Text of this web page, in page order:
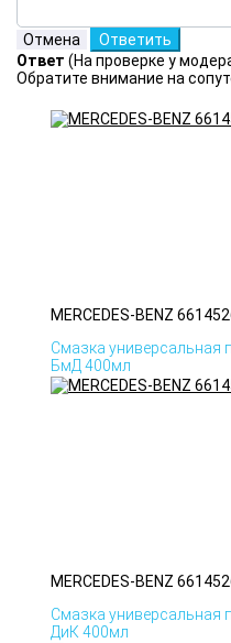
Ответ (На проверке у
Обратите внимание на
MERCEDES-BENZ
Смазка универсальная
БмД 400мл
MERCEDES-BENZ
Смазка универсальная
ДиК 400мл